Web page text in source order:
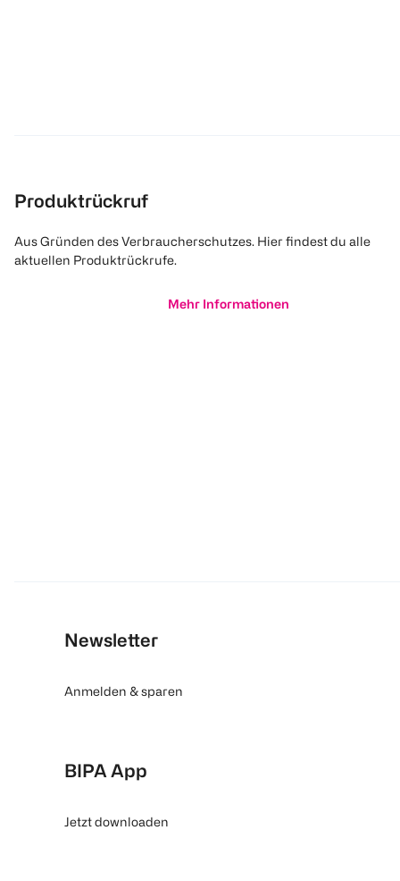
Produktrückruf
Aus Gründen des Verbraucherschutzes. Hier findest du alle
aktuellen Produktrückrufe.
Mehr Informationen
Newsletter
Anmelden & sparen
BIPA App
Jetzt downloaden